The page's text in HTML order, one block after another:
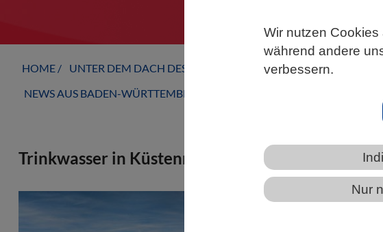
Wir nutzen
während andere
verbessern.
Nur
HOME UNTER DEM DACH DES VBIO LANDESVERBÄNDE
NEWS AUS BADEN-WÜRTTEMBERG
Trinkwasser in Küstennähe weltweit bedroht
Grundwasser nahe der